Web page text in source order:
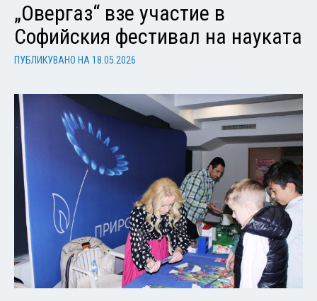
„Овергаз“ взе участие в
Софийския фестивал на науката
ПУБЛИКУВАНО НА 18.05.2026